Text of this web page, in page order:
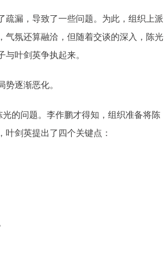
漏，导致了一些问题。为此，组织上派
气氛还算融洽，但随着交谈的深入，陈光
叶剑英争执起来。
逐渐恶化。
的问题。李作鹏才得知，组织准备将陈
剑英提出了四个关键点：